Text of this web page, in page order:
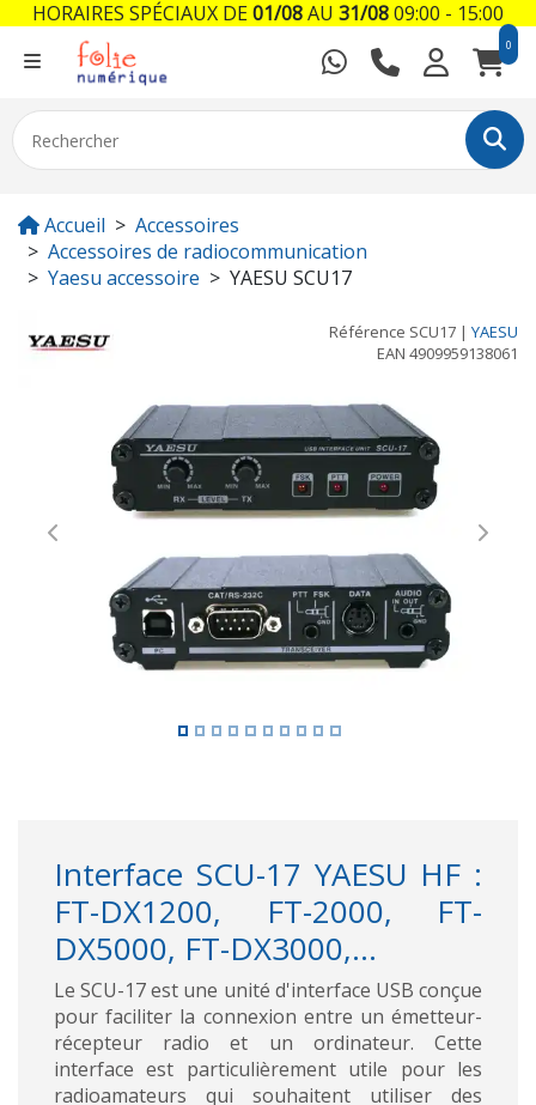
0
Accueil
Accessoires
Accessoires de radiocommunication
Yaesu accessoire
YAESU SCU17
Référence SCU17 | YAESU
EAN 4909959138061
Previous Next
Interface SCU-17 YAESU HF :
FT-DX1200, FT-2000, FT-
DX5000, FT-DX3000,...
Le SCU-17 est une unité d'interface USB conçue
pour faciliter la connexion entre un émetteur-
récepteur radio et un ordinateur. Cette
interface est particulièrement utile pour les
radioamateurs qui souhaitent utiliser des
HORAIRES SPÉCIAUX DE01/08AU 31/0809:00 - 15:00